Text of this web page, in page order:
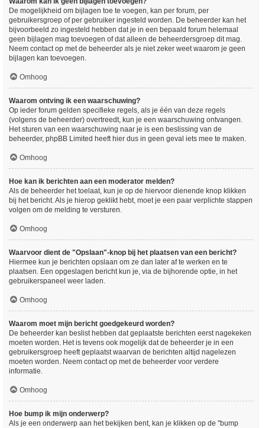
De mogelijkheid om bijlagen toe te voegen, kan per forum, per
gebruikersgroep of per gebruiker ingesteld worden. De beheerder kan het
bijvoorbeeld zo ingesteld hebben dat je in een bepaald forum helemaal
geen bijlagen mag toevoegen of dat alleen de beheerdersgroep dit mag.
Neem contact op met de beheerder als je niet zeker weet waarom je geen
bijlagen kan toevoegen.
Omhoog
Waarom ontving ik een waarschuwing?
Op ieder forum gelden specifieke regels, als je één van deze regels
(volgens de beheerder) overtreedt, kun je een waarschuwing ontvangen.
Het sturen van een waarschuwing naar je is een beslissing van de
beheerder, phpBB Limited heeft hier dus in geen geval iets mee te maken.
Omhoog
Hoe kan ik berichten aan een moderator melden?
Als de beheerder het toelaat, kun je op de hiervoor dienende knop klikken
bij het bericht. Als je hierop geklikt hebt, moet je een paar verplichte stappen
volgen om de melding te versturen.
Omhoog
Waarvoor dient de "Opslaan"-knop bij het plaatsen van een bericht?
Hiermee kun je berichten opslaan om ze dan later af te werken en te
plaatsen. Een opgeslagen bericht kun je, via de bijhorende optie, in het
gebruikerspaneel weer laden.
Omhoog
Waarom moet mijn bericht goedgekeurd worden?
De beheerder kan beslist hebben dat geplaatste berichten eerst nagekeken
moeten worden. Het is tevens ook mogelijk dat de beheerder je in een
gebruikersgroep heeft geplaatst waarvan de berichten altijd nagelezen
moeten worden. Neem contact op met de beheerder voor verdere
informatie.
Omhoog
Hoe bump ik mijn onderwerp?
Als je een onderwerp aan het bekijken bent, kan je klikken op de "bump